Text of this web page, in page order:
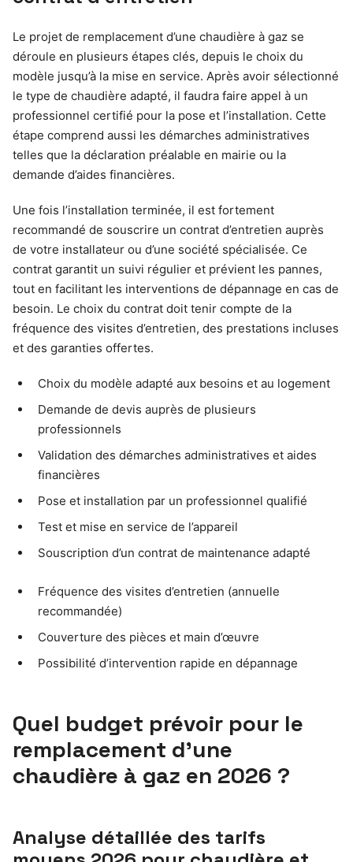
Le projet de remplacement d’une chaudière à gaz se
déroule en plusieurs étapes clés, depuis le choix du
modèle jusqu’à la mise en service. Après avoir sélectionné
le type de chaudière adapté, il faudra faire appel à un
professionnel certifié pour la pose et l’installation. Cette
étape comprend aussi les démarches administratives
telles que la déclaration préalable en mairie ou la
demande d’aides financières.
Une fois l’installation terminée, il est fortement
recommandé de souscrire un contrat d’entretien auprès
de votre installateur ou d’une société spécialisée. Ce
contrat garantit un suivi régulier et prévient les pannes,
tout en facilitant les interventions de dépannage en cas de
besoin. Le choix du contrat doit tenir compte de la
fréquence des visites d’entretien, des prestations incluses
et des garanties offertes.
Choix du modèle adapté aux besoins et au logement
Demande de devis auprès de plusieurs
professionnels
Validation des démarches administratives et aides
financières
Pose et installation par un professionnel qualifié
Test et mise en service de l’appareil
Souscription d’un contrat de maintenance adapté
Fréquence des visites d’entretien (annuelle
recommandée)
Couverture des pièces et main d’œuvre
Possibilité d’intervention rapide en dépannage
Quel budget prévoir pour le
remplacement d’une
chaudière à gaz en 2026 ?
Analyse détaillée des tarifs